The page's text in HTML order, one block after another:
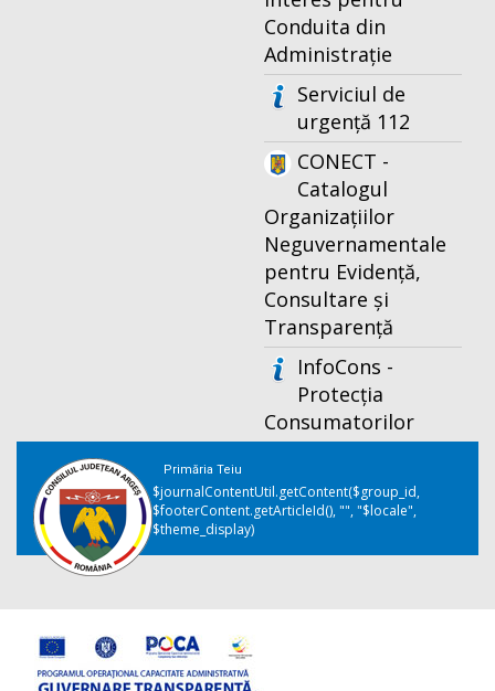
Conduita din
Administrație
Serviciul de
urgență 112
CONECT -
Catalogul
Organizațiilor
Neguvernamentale
pentru Evidență,
Consultare și
Transparență
InfoCons -
Protecția
Consumatorilor
Primăria Teiu
$journalContentUtil.getContent($group_id,
$footerContent.getArticleId(), "", "$locale",
$theme_display)